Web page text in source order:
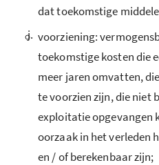
dat toekomstige
j. voorziening:
toekomstige kosten die
meer jaren omvatten,
te voorzien zijn, die niet
exploitatie opgevangen
oorzaak in het verleden
en / of berekenbaar zijn;